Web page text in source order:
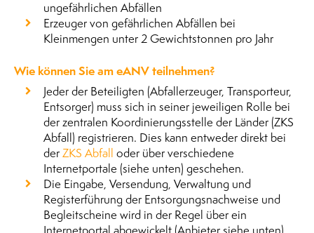
ungefährlichen Abfällen
Erzeuger von gefährlichen Abfällen bei
Kleinmengen unter 2 Gewichtstonnen pro Jahr
Wie können Sie am eANV teilnehmen?
Jeder der Beteiligten (Abfallerzeuger, Transporteur,
Entsorger) muss sich in seiner jeweiligen Rolle bei
der zentralen Koordinierungsstelle der Länder (ZKS
Abfall) registrieren. Dies kann entweder direkt bei
der ZKS Abfall
oder über verschiedene
Internetportale (siehe unten) geschehen.
Die Eingabe, Versendung, Verwaltung und
Registerführung der Entsorgungsnachweise und
Begleitscheine wird in der Regel über ein
Internetportal abgewickelt (Anbieter siehe unten).